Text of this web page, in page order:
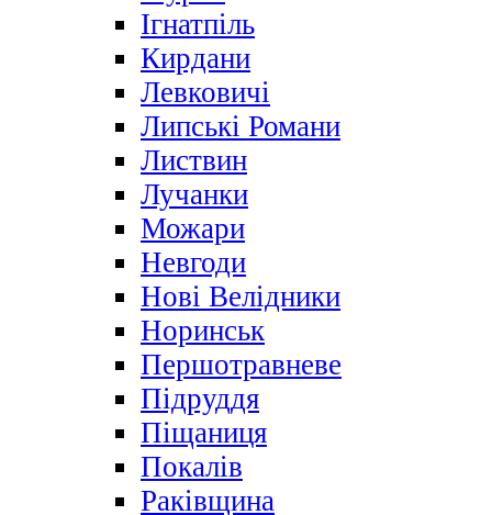
Ігнатпіль
Кирдани
Левковичі
Липські Романи
Листвин
Лучанки
Можари
Невгоди
Нові Велідники
Норинськ
Першотравневе
Підруддя
Піщаниця
Покалів
Раківщина